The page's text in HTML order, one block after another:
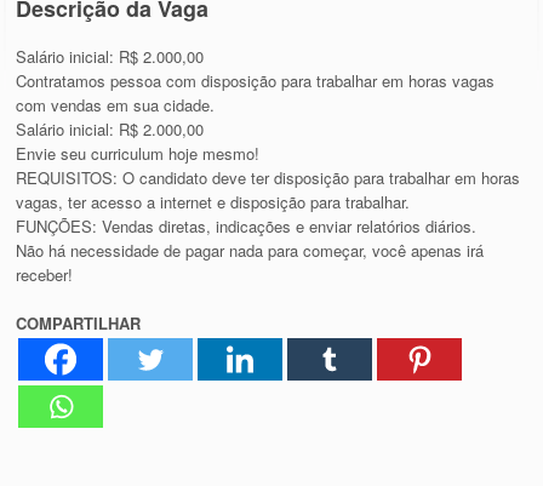
Descrição da Vaga
Salário inicial: R$ 2.000,00
Contratamos pessoa com disposição para trabalhar em horas vagas
com vendas em sua cidade.
Salário inicial: R$ 2.000,00
Envie seu curriculum hoje mesmo!
REQUISITOS: O candidato deve ter disposição para trabalhar em horas
vagas, ter acesso a internet e disposição para trabalhar.
FUNÇÕES: Vendas diretas, indicações e enviar relatórios diários.
Não há necessidade de pagar nada para começar, você apenas irá
receber!
COMPARTILHAR